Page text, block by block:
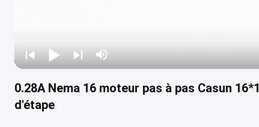
0.28A Nema 16 moteur pas à pas Casun
d'étape